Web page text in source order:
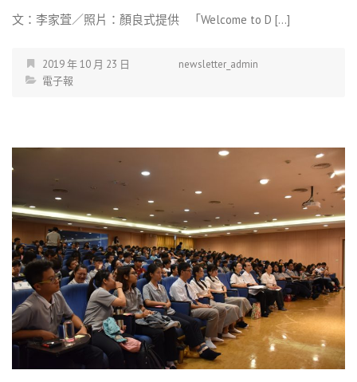
文：李家萓／照片：顏良式提供 「Welcome to D […]
2019 年 10 月 23 日
newsletter_admin
電子報